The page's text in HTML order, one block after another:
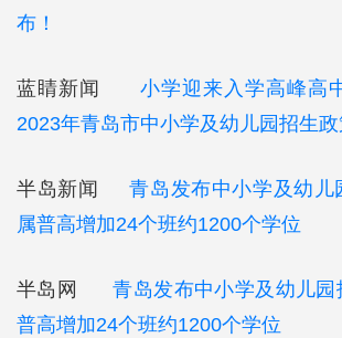
布！
蓝睛新闻 小学迎来入学高峰高
2023年青岛市中小学及幼儿园招生
半岛新闻
青岛发布中小学及幼儿
属普高增加24个班约1200个学位
半岛网青岛发布中小学及幼儿
普高增加24个班约1200个学位